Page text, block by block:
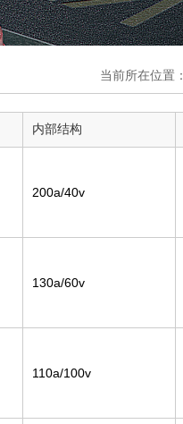
当前所在位置：
内部结构
200a/40v
130a/60v
110a/100v